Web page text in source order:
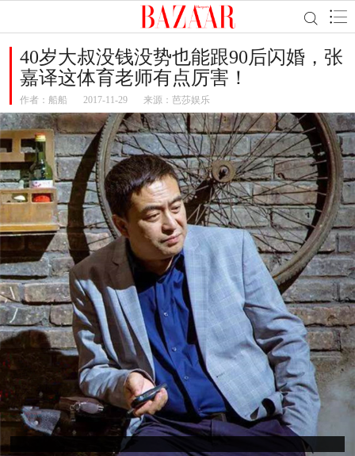
40岁大叔没钱没势也能跟90后闪婚，张
嘉译这体育老师有点厉害！
作者： 船船 2017-11-29 来源：芭莎娱乐